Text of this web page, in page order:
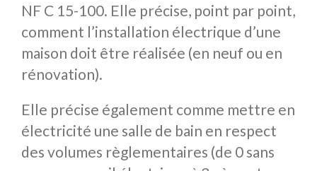
NF C 15-100. Elle précise, point par point,
comment l’installation électrique d’une
maison doit être réalisée (en neuf ou en
rénovation).
Elle précise également comme mettre en
électricité une salle de bain en respect
des volumes règlementaires (de 0 sans